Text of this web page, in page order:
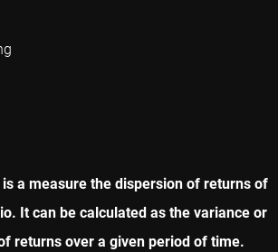
a measure the dispersion of returns of
It can be calculated as the variance or
returns over a given period of time.